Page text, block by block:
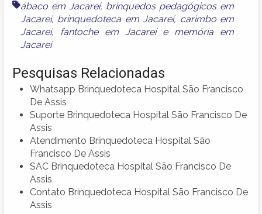
ábaco em Jacareí, brinquedos pedagógicos em
Jacareí, brinquedoteca em Jacareí, carimbo em
Jacareí, fantoche em Jacareíe memória em
Jacareí
Pesquisas Relacionadas
Whatsapp Brinquedoteca Hospital São Francisco
De Assis
Suporte Brinquedoteca Hospital São Francisco De
Assis
Atendimento Brinquedoteca Hospital São
Francisco De Assis
SAC Brinquedoteca Hospital São Francisco De
Assis
Contato Brinquedoteca Hospital São Francisco De
Assis